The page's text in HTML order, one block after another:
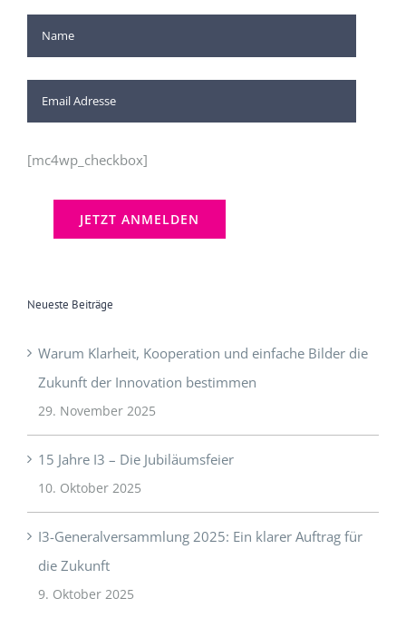
[mc4wp_checkbox]
Neueste Beiträge
Warum Klarheit, Kooperation und einfache Bilder die
Zukunft der Innovation bestimmen
29. November 2025
15 Jahre I3 – Die Jubiläumsfeier
10. Oktober 2025
I3-Generalversammlung 2025: Ein klarer Auftrag für
die Zukunft
9. Oktober 2025